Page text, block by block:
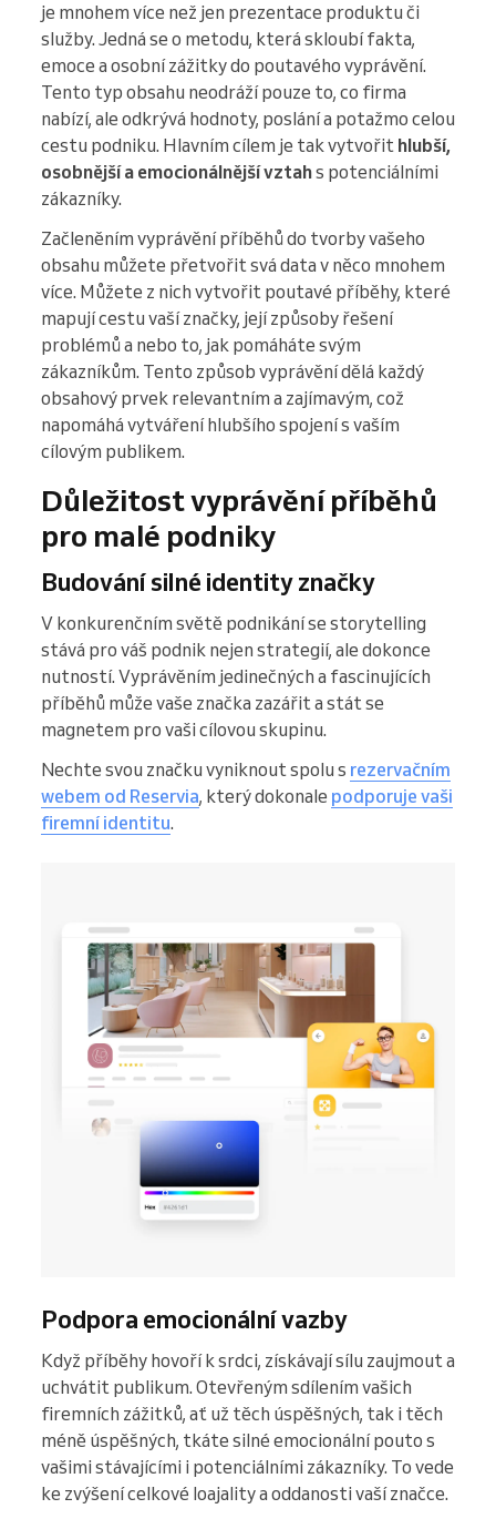
je mnohem více než jen prezentace produktu či
služby. Jedná se o metodu, která skloubí fakta,
emoce a osobní zážitky do poutavého vyprávění.
Tento typ obsahu neodráží pouze to, co firma
nabízí, ale odkrývá hodnoty, poslání a potažmo celou
cestu podniku. Hlavním cílem je tak vytvořit hlubší,
osobnější a emocionálnější vztahs potenciálními
zákazníky.
Začleněním vyprávění příběhů do tvorby vašeho
obsahu můžete přetvořit svá data v něco mnohem
více. Můžete z nich vytvořit poutavé příběhy, které
mapují cestu vaší značky, její způsoby řešení
problémů a nebo to, jak pomáháte svým
zákazníkům. Tento způsob vyprávění dělá každý
obsahový prvek relevantním a zajímavým, což
napomáhá vytváření hlubšího spojení s vaším
cílovým publikem.
Důležitost vyprávění příběhů
pro malé podniky
Budování silné identity značky
V konkurenčním světě podnikání se storytelling
stává pro váš podnik nejen strategií, ale dokonce
nutností. Vyprávěním jedinečných a fascinujících
příběhů může vaše značka zazářit a stát se
magnetem pro vaši cílovou skupinu.
Nechte svou značku vyniknout spolu s rezervačním
webem od Reservia, který dokonale podporuje vaši
firemní identitu.
Podpora emocionální vazby
Když příběhy hovoří k srdci, získávají sílu zaujmout a
uchvátit publikum. Otevřeným sdílením vašich
firemních zážitků, ať už těch úspěšných, tak i těch
méně úspěšných, tkáte silné emocionální pouto s
vašimi stávajícími i potenciálními zákazníky. To vede
ke zvýšení celkové loajality a oddanosti vaší značce.